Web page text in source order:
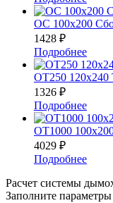
ОС 100х200
1428 ₽
Подробнее
ОТ250 120х240
1326 ₽
Подробнее
ОТ1000
4029 ₽
Подробнее
Расчет системы
Заполните параметры